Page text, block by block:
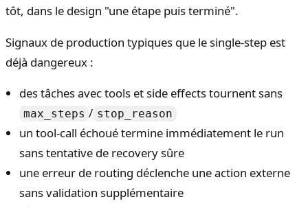
tôt, dans le design "une étape puis terminé".
Signaux de production typiques que le single-step est
déjà dangereux :
des tâches avec tools et side effects tournent sans
max_steps / stop_reason
un tool-call échoué termine immédiatement le run
sans tentative de recovery sûre
une erreur de routing déclenche une action externe
sans validation supplémentaire